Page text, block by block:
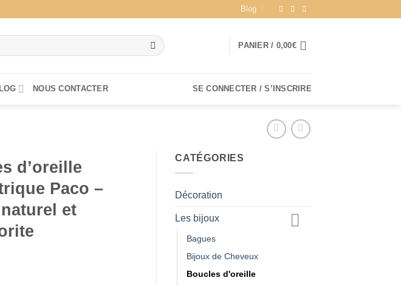
Blog
PANIER / 0,00€
NOUS CONTACTER SE CONNECTER / S’INSCRIRE
d’oreille
Paco –
et
CATÉGORIES
Décoration
Les bijoux
Bagues
Bijoux de Cheveux
Boucles d'oreille